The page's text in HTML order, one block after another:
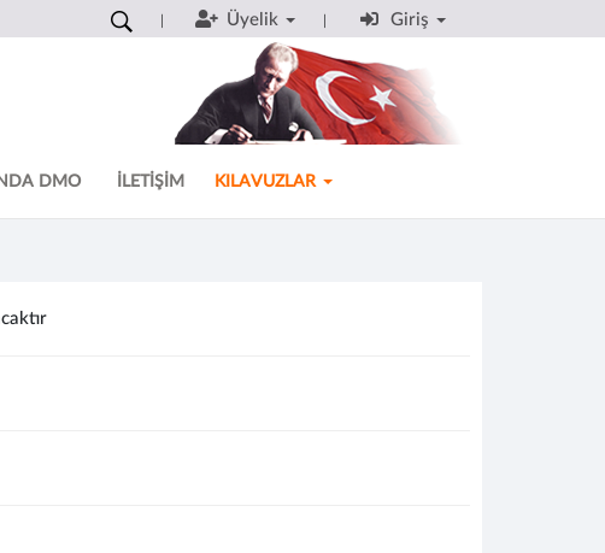
Üyelik Giriş
DMO İLETİŞİM KILAVUZLAR